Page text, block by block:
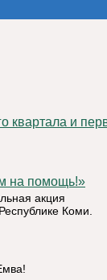
на помощь!»
акция
Коми.